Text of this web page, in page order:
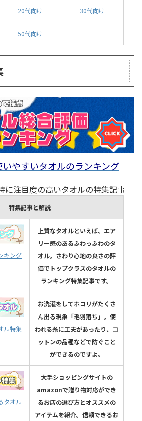
20代向け 30代向け
50代向け
やすいタオルのランキング
に注目度の高いタオルの特集記事
特集記事と解説
キング
上質なタオルといえば、エア
リー感のあるふわっふわのタ
オル。さわり心地の良さの評
価でトップクラスのタオルの
ランキング特集記事です。
ル特集
お洗濯をしてホコリがたくさ
ん出る現象「毛羽落ち」。使
われる糸に工夫があったり、コ
ットンの品種などで防ぐこと
ができるのですよ。
タオル
大手ショッピングサイトの
amazonで贈り物対応ができ
るお店の選び方とオススメの
アイテムを紹介。信頼できるお